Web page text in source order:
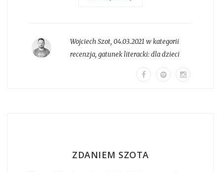
Wojciech Szot, 04.03.2021 w kategorii
recenzja, gatunek literacki:dla dzieci
ZDANIEM SZOTA